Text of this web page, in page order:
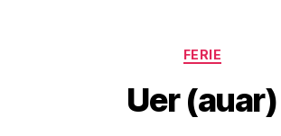
Kategorier
FERIE
Uer (auar)